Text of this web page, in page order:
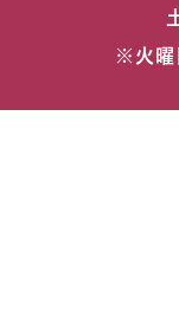
※火曜